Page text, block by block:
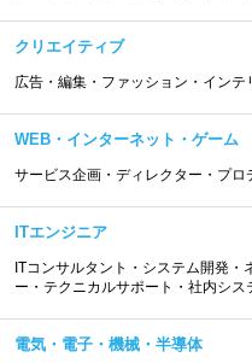
クリエイティブ
広告・編集・ファッション・イン
WEB・インターネット・ゲーム
サービス企画・ディレクター・プ
ITエンジニア
ITコンサルタント・システム開発
ー・テクニカルサポート・社内シス
電気・電子・機械・半導体